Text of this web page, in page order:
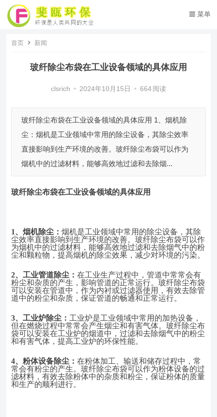
菜单
首页 新闻
玻纤除尘布袋在工业设备领域的具体应用
clsrich • 2024年10月15日 • 664 阅读
玻纤除尘布袋在工业设备领域的具体应用 1、烟机除
尘：烟机是工业领域中常用的除尘设备，其除尘效率
直接影响到生产环境的改善。玻纤除尘布袋可以作为
烟机中的过滤材料，能够高效地过滤和去除烟...
玻纤除尘布袋在工业设备领域的具体应用
1、烟机除尘：烟机是工业领域中常用的除尘设备，其除
尘效率直接影响到生产环境的改善。玻纤除尘布袋可以作
为烟机中的过滤材料，能够高效地过滤和去除烟气中的粉
尘和颗粒物，提高烟机的除尘效果，减少对环境的污染。
2、工业管道除尘：在工业生产过程中，管道中常常会有
粉尘和杂质的产生，影响管道的正常运行。玻纤除尘布袋
可以安装在管道中，作为内衬或过滤器使用，有效去除管
道中的粉尘和杂质，保证管道的畅通和正常运行。
3、工业炉除尘： 工业炉是工业领域中常用的加热设备，
但在燃烧过程中常常会产生烟尘和有害气体。玻纤除尘布
袋可以安装在工业炉的烟道中，过滤和去除烟气中的粉尘
和有害气体，提高工业炉的环保性能。
4、粉体设备除尘：在粉体加工、输送和储存过程中，常
常会有粉尘的产生。玻纤除尘布袋可以作为粉体设备的过
滤材料，有效去除粉体中的杂质和粉尘，保证粉体的质量
和生产的顺利进行。